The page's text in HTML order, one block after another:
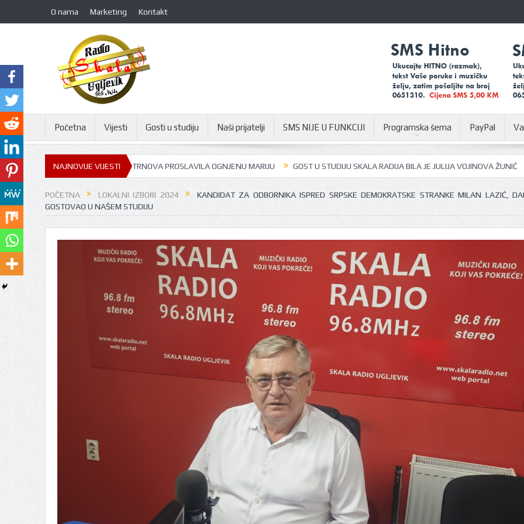
O nama Marketing Kontakt
Početna Vijesti Gosti u studiju Naši prijatelji SMS NIJE U FUNKCIJI Programska šema PayPal
NAJNOVIJE VIJESTI
FILIPA VIŠNJIĆA: GORNJA TRNOVA PROSLAVILA OGNJENU MARIJU GOST U STUDIJU SKALA RADIJA BILA JE JULIJA VOJINOVA ŽUNIĆ U
POČETNA LOKALNI IZBORI 2024
KANDIDAT ZA ODBORNIKA ISPRED SRPSKE DEMOKRATSKE STRANKE MILAN LAZIĆ,
GOSTOVAO U NAŠEM STUDIJU